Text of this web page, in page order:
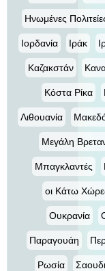
Ηνωμένες
Ιορδανία Ιράκ
Καζακστάν
Κόστα Ρίκα
Λιθουανία
Μεγάλη
Μπαγκλαντές
οι Κάτω
Ουκρανία
Παραγουάη
Ρωσία